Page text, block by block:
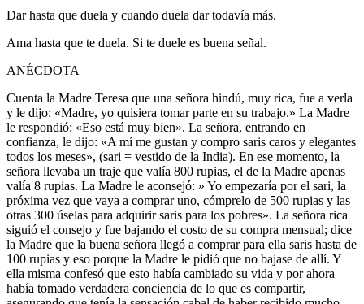
Dar hasta que duela y cuando duela dar todavía más.
Ama hasta que te duela. Si te duele es buena señal.
ANÉCDOTA
Cuenta la Madre Teresa que una señora hindú, muy rica, fue a verla
y le dijo: «Madre, yo quisiera tomar parte en su trabajo.» La Madre
le respondió: «Eso está muy bien». La señora, entrando en
confianza, le dijo: «A mí me gustan y compro saris caros y elegantes
todos los meses», (sari = vestido de la India). En ese momento, la
señora llevaba un traje que valía 800 rupias, el de la Madre apenas
valía 8 rupias. La Madre le aconsejó: » Yo empezaría por el sari, la
próxima vez que vaya a comprar uno, cómprelo de 500 rupias y las
otras 300 úselas para adquirir saris para los pobres». La señora rica
siguió el consejo y fue bajando el costo de su compra mensual; dice
la Madre que la buena señora llegó a comprar para ella saris hasta de
100 rupias y eso porque la Madre le pidió que no bajase de allí. Y
ella misma confesó que esto había cambiado su vida y por ahora
había tomado verdadera conciencia de lo que es compartir,